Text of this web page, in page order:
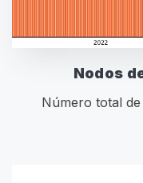
Nodos
Número total de